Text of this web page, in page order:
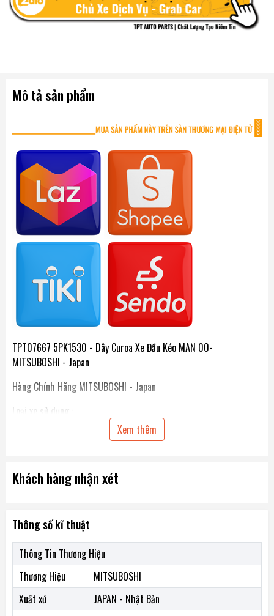
Mô tả sản phẩm
TPT07667 5PK1530 - Dây Curoa Xe Đầu Kéo MAN 00-
MITSUBOSHI - Japan
Hàng Chính Hãng MITSUBOSHI - Japan
Loại xe sử dụng :
Chiều dài dây : 1530 mm
Mã Phụ Tùng
TPT07667
Mitsuboshi :5PK1530
Xem thêm
Khách hàng nhận xét
Thông số kĩ thuật
Thông Tin Thương Hiệu
Thương Hiệu
MITSUBOSHI
Xuất xứ
JAPAN - Nhật Bản